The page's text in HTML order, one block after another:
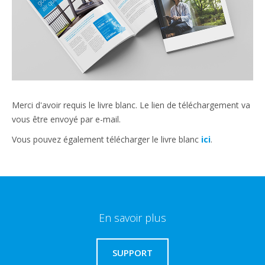
Merci d'avoir requis le livre blanc. Le lien de téléchargement va
vous être envoyé par e-mail.
Vous pouvez également télécharger le livre blanc ici.
En savoir plus
SUPPORT